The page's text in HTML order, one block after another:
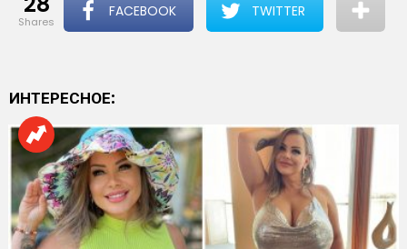
shares
FACEBOOK TWITTER
ИНТЕРЕСНОЕ: